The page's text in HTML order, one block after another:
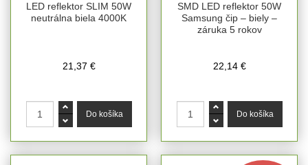
LED reflektor SLIM 50W
neutrálna biela 4000K
21,37 €
SMD LED reflektor 50W
Samsung čip – biely –
záruka 5 rokov
22,14 €